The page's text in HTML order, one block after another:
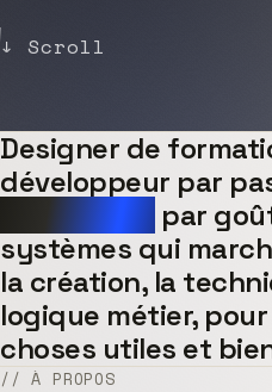
↓ Scroll
Designer de
développeur par
par
systèmes qui
la création, la
logique métier,
choses utiles et
// À PROPOS